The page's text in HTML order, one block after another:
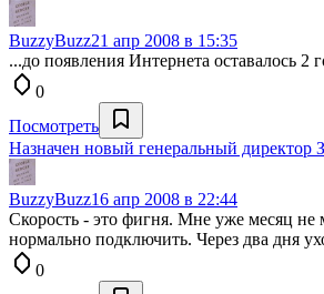
BuzzyBuzz21 апр 2008 в 15:35
...до появления Интернета оставалось 2
0
Посмотреть
Назначен новый генеральный
BuzzyBuzz16 апр 2008 в 22:44
Скорость - это фигня. Мне уже месяц не
нормально подключить. Через два дня
0